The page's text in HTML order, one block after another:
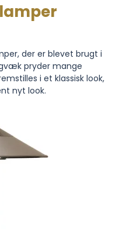
der er blevet brugt i
pryder mange
i et klassisk look,
nyt look.